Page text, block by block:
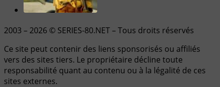
2003 – 2026 © SERIES-80.NET – Tous droits réservés
Ce site peut contenir des liens sponsorisés ou affiliés
vers des sites tiers. Le propriétaire décline toute
responsabilité quant au contenu ou à la légalité de ces
sites externes.